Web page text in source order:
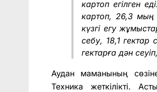
картоп егілген
картоп, 26,3 мың
күзгі егу
себу, 18,1 гектар
гектарға дән
Аудан маманының
Техника жеткілікті.